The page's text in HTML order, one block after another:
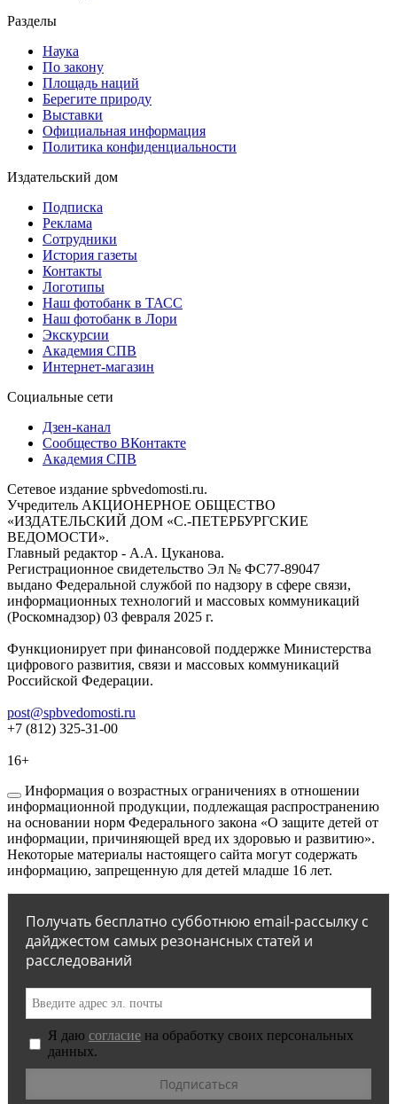
Разделы
Наука
По закону
Площадь наций
Берегите природу
Выставки
Официальная информация
Политика конфиденциальности
Издательский дом
Подписка
Реклама
Сотрудники
История газеты
Контакты
Логотипы
Наш фотобанк в ТАСС
Наш фотобанк в Лори
Экскурсии
Академия СПВ
Интернет-магазин
Социальные сети
Дзен-канал
Сообщество ВКонтакте
Академия СПВ
Сетевое издание spbvedomosti.ru.
Учредитель АКЦИОНЕРНОЕ ОБЩЕСТВО
«ИЗДАТЕЛЬСКИЙ ДОМ «С.-ПЕТЕРБУРГСКИЕ
ВЕДОМОСТИ».
Главный редактор - А.А. Цуканова.
Регистрационное свидетельство Эл № ФС77-89047
выдано Федеральной службой по надзору в сфере связи,
информационных технологий и массовых коммуникаций
(Роскомнадзор) 03 февраля 2025 г.
Функционирует при финансовой поддержке Министерства
цифрового развития, связи и массовых коммуникаций
Российской Федерации.
post@spbvedomosti.ru
+7 (812) 325-31-00
16+
Информация о возрастных ограничениях в отношении
информационной продукции, подлежащая распространению
на основании норм Федерального закона «О защите детей от
информации, причиняющей вред их здоровью и развитию».
Некоторые материалы настоящего сайта могут содержать
информацию, запрещенную для детей младше 16 лет.
Получать бесплатно субботнюю email-рассылку с
дайджестом самых резонансных статей и
расследований
Я даю согласие на обработку своих персональных
данных.